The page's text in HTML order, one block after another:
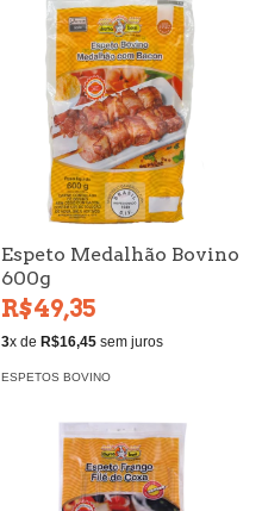
Espeto Medalhão Bovino
600g
R$49,35
3x de R$16,45 sem juros
ESPETOS BOVINO